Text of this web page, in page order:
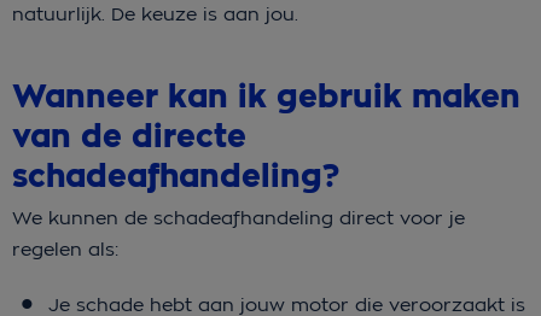
natuurlijk. De keuze is aan jou.
Wanneer kan ik gebruik maken
van de directe
schadeafhandeling?
We kunnen de schadeafhandeling direct voor je
regelen als:
Je schade hebt aan jouw motor die veroorzaakt is